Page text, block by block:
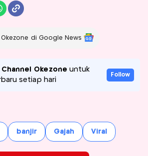
Okezone di Google News
Okezone untuk
setiap hari
Follow
banjir Gajah Viral